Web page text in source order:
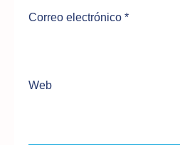
Correo electrónico *
Web